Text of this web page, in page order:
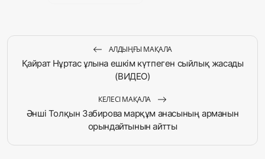
АЛДЫҢҒЫ МАҚАЛА
Қайрат Нұртас ұлына ешкім күтпеген сыйлық жасады
(ВИДЕО)
КЕЛЕСІ МАҚАЛА
Әнші Толқын Забирова марқұм анасының арманын
орындайтынын айтты